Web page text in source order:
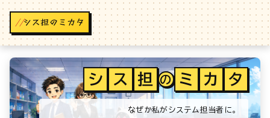
//
シ ス 担 の ミ カ タ
なぜか私がシステム担当者に。